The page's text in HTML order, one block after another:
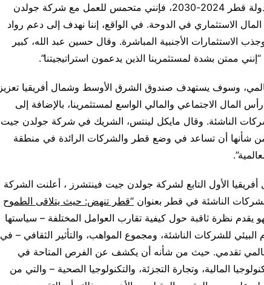
“تماشياً مع استراتيجية التنمية الوطنية الثالثة لدولة قطر 2024-2030، فإنني متحمس للعمل مع شركة جولدن
الاستثماري في الدوحة. في الواقع، إننا نهدف إلى دعم رواد
الاستثمارات الأجنبية المباشرة. وقال حسين عبد الله، كبير
ممتن بشدة لمستثمرينا الذين يدعمون استراتيجيتنا”.
وسوف يستهدف صندوق الشرق الأوسط وشمال أفريقيا تعزيز
المال الاجتماعي والمالي الواسع لمستثمرينا، بالإضافة إلى
الناشئة. وقال مايكل لينتس، الشريك في شركة جولدن جيت
من شأنها أن تساعد في وضع قطر والشركات الرائدة في منطقة
الأول التابع لشركة جولدن جيت فينتشرز ، أعلنت الشركة
الناشئة في قطر بعنوان “قطر تنهض: حيث يتلاقى الطموح
فهو يقدم نظرة ثاقبة حول كيفية تقارب العوامل المختلفة – سياستها
البيئي للشركات الناشئة، ومجموع المواهب، والتأثير الثقافي – في
عالمي تقدمي. حيث من شأنه أن يكشف عن الفرص المتاحة في
المالية، وتجارة التجزئة، والتكنولوجيا الصحية – والتي من